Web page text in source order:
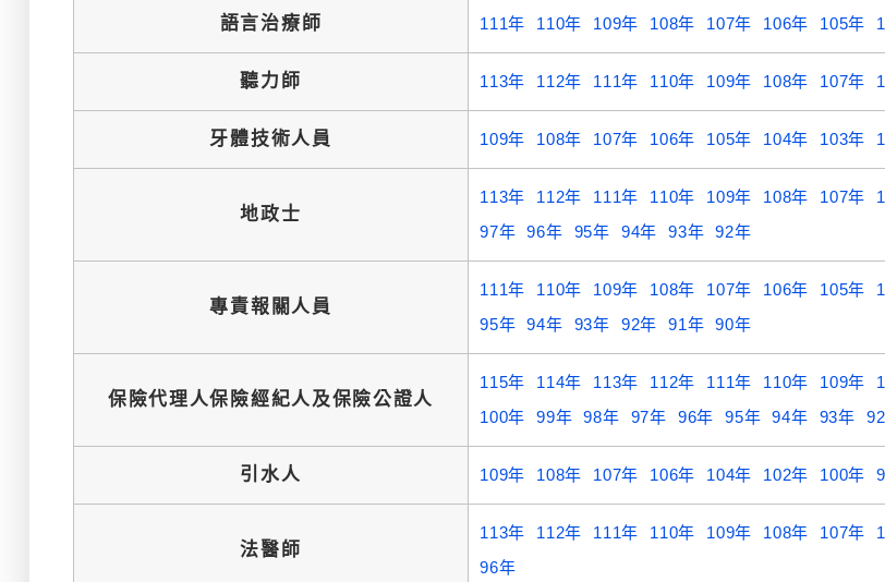
語言治療師 111年 110年 109年 108年 107年 106年 105年
聽力師 113年 112年 111年 110年 109年 108年 107年
牙體技術人員 109年 108年 107年 106年 105年 104年 103年
地政士
113年 112年 111年 110年 109年 108年 107年
97年
96年 95年 94年 93年 92年
專責報關人員
111年 110年 109年 108年 107年 106年 105年
95年
94年 93年 92年 91年 90年
保險代理人保險經紀人及保險公證人
115年 114年 113年 112年 111年 110年 109年
100年
99年 98年 97年 96年 95年 94年 93年
引水人 109年 108年 107年 106年 104年 102年 100年
法醫師
113年 112年 111年 110年 109年 108年 107年
96年